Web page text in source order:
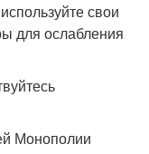
свои
для ослабления
Монополии